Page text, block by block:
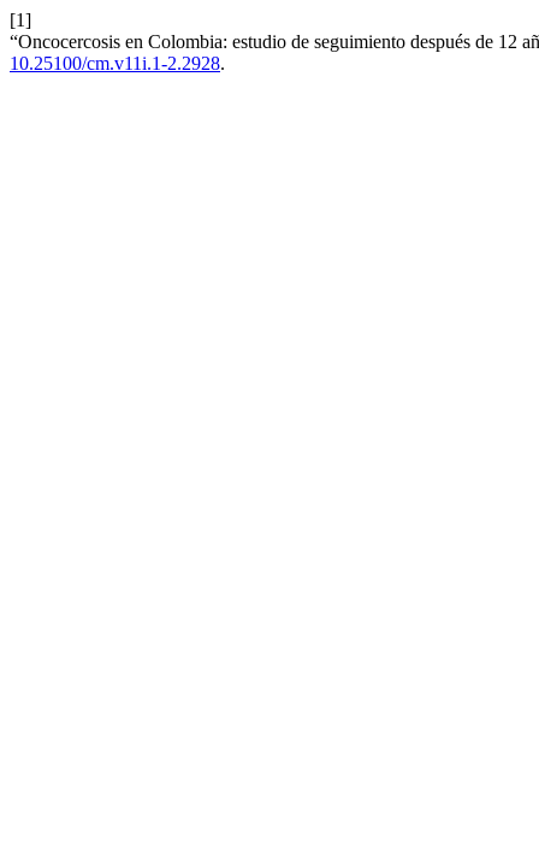
[1]
“Oncocercosis en Colombia: estudio de seguimiento después de 12
10.25100/cm.v11i.1-2.2928.